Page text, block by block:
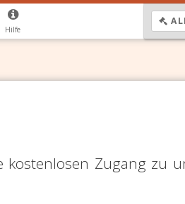
Hilfe
kostenlosen Zugang zu